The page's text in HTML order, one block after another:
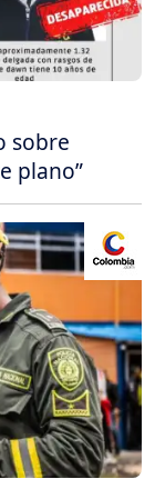
sobre
plano”